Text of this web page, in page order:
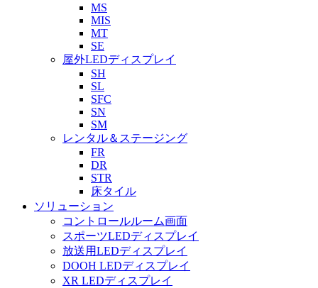
MS
MIS
MT
SE
屋外LEDディスプレイ
SH
SL
SFC
SN
SM
レンタル＆ステージング
FR
DR
STR
床タイル
ソリューション
コントロールルーム画面
スポーツLEDディスプレイ
放送用LEDディスプレイ
DOOH LEDディスプレイ
XR LEDディスプレイ